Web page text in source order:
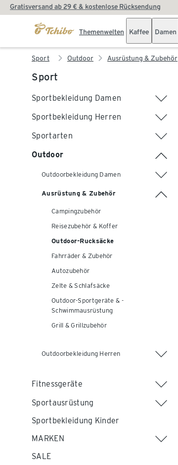
Gratisversand ab 29 € & kostenlose Rücksendung
Themenwelten Kaffee Damen
Sport Outdoor Ausrüstung & Zubehör
Sport
Sportbekleidung Damen
Sportbekleidung Herren
Sportarten
Outdoor
Outdoorbekleidung Damen
Ausrüstung & Zubehör
Campingzubehör
Reisezubehör & Koffer
Outdoor-Rucksäcke
Fahrräder & Zubehör
Autozubehör
Zelte & Schlafsäcke
Outdoor-Sportgeräte & -
Schwimmausrüstung
Grill & Grillzubehör
Outdoorbekleidung Herren
Fitnessgeräte
Sportausrüstung
Sportbekleidung Kinder
MARKEN
SALE